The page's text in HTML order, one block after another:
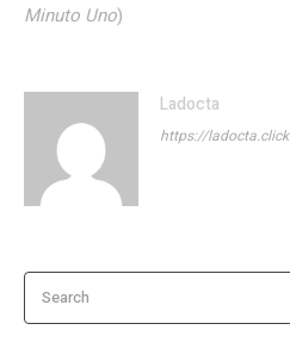
Minuto Uno)
Ladocta
https://ladocta.click
Search